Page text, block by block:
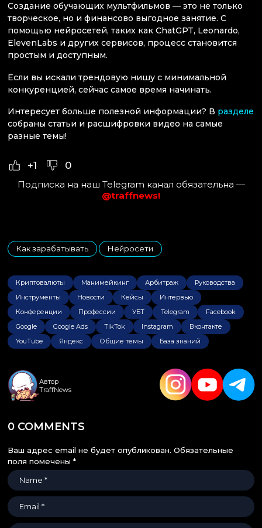
Создание обучающих мультфильмов — это не только
творческое, но и финансово выгодное занятие. С
помощью нейросетей, таких как ChatGPT, Leonardo,
ElevenLabs и других сервисов, процесс становится
простым и доступным.
Если вы искали трендовую нишу с минимальной
конкуренцией, сейчас самое время начинать.
Интересует больше полезной информации? В разделе
собраны статьи и расшифровки видео на самые
разные темы!
+1 0
Подписка на наш Telegram канал обязательна —
@traffnews!
Как зарабатывать
,
Нейросети
Криптовалюты Манимейкинг Арбитраж
Руководства
Инструменты
Новости Кейсы
Интервью
Конференции
Профессии УБТ Telegram
Facebook
Google
Google Ads TikTok Instagram
Вконтакте
YouTube
Яндекс Общие темы База знаний
Автор
TraffNews
0 COMMENTS
Ваш адрес email не будет опубликован. Обязательные
поля помечены *